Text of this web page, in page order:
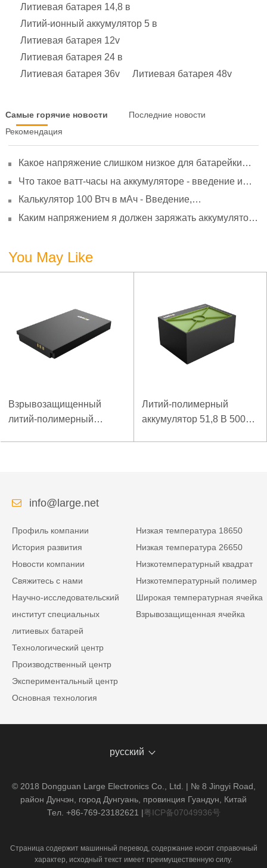
Литиевая батарея 14,8 в
Литий-ионный аккумулятор 5 в
Литиевая батарея 12v
Литиевая батарея 24 в
Литиевая батарея 36v
Литиевая батарея 48v
Самые горячие новости
Последние новости
Рекомендация
Какое напряжение слишком низкое для батарейки
старение
Что такое ватт-часы на аккумуляторе - введение и
Калькулятор 100 Втч в мАч - Введение,
Каким напряжением я должен заряжать аккумулятор
You May Like
Взрывозащищенный
литий-полимерный
Литий-полимерный
аккумулятор 51,8 В 5000
info@large.net
Профиль компании
История развития
Новости компании
Свяжитесь с нами
Научно-исследовательский
институт специальных
литиевых батарей
Технологический центр
Производственный центр
Экспериментальный центр
Основная технология
Низкая температура 18650
Низкая температура 26650
Низкотемпературный квадрат
Низкотемпературный полимер
Широкая температурная ячейка
Взрывозащищенная ячейка
русский
© 2018 Dongguan Large Electronics Co., Ltd. | № 8 Jingyi Road,
район Дунчэн, город Дунгуань, провинция Гуандун, Китай
Тел. +86-769-23182621 |粤ICP备07049936号
Страница содержит машинный перевод, содержание носит справочный
характер, исходный текст имеет преимущественную силу.